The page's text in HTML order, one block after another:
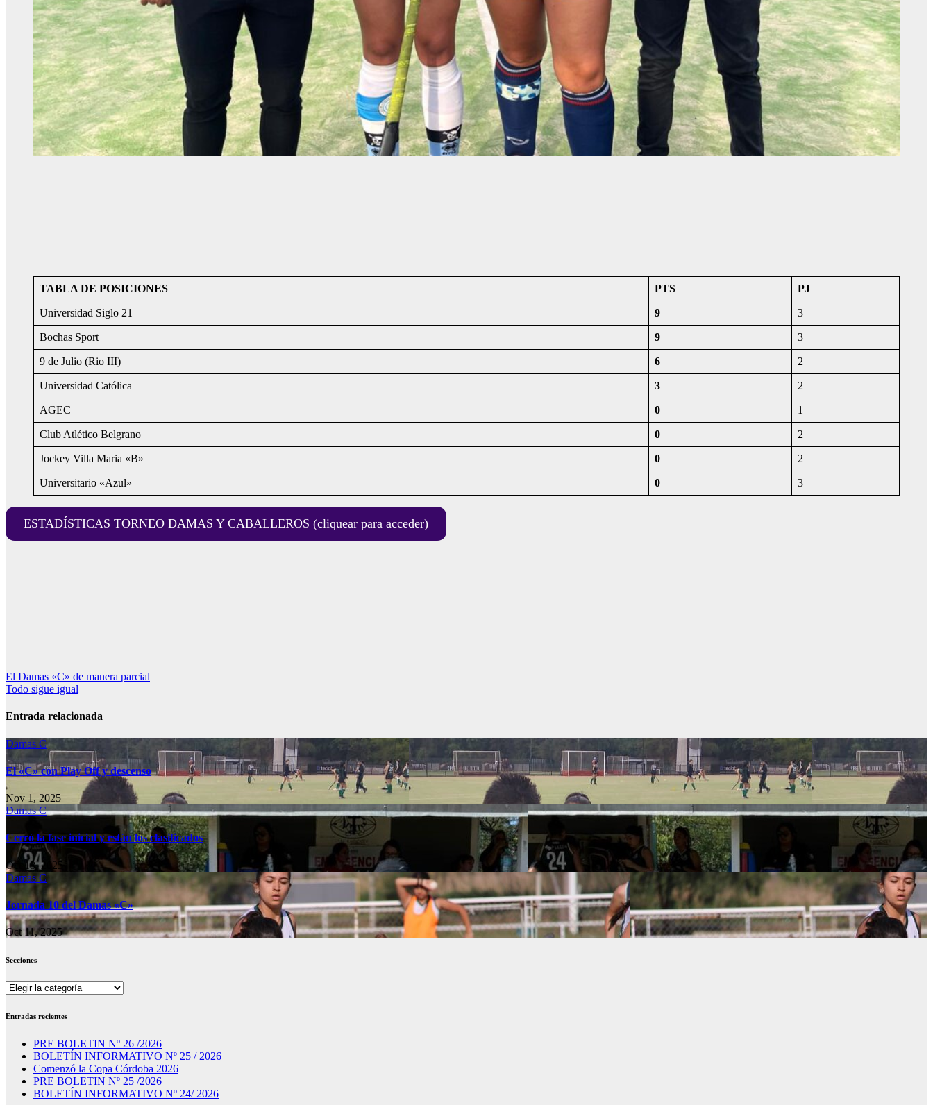
TABLA DE POSICIONES PTS PJ
Universidad Siglo 21 9 3
Bochas Sport 9 3
9 de Julio (Rio III) 6 2
Universidad Católica 3 2
AGEC 0 1
Club Atlético Belgrano 0 2
Jockey Villa Maria «B» 0 2
Universitario «Azul» 0 3
ESTADÍSTICAS TORNEO DAMAS Y CABALLEROS (cliquear para acceder)
Navegación
de
entradas
El Damas «C» de manera parcial
Todo sigue igual
Entrada relacionada
Damas C
El «C» con Play Off y descenso
Nov 1, 2025
Damas C
Cerró la fase inicial y están los clasificados
Oct 18, 2025
Damas C
Jornada 10 del Damas «C»
Oct 11, 2025
Secciones
Secciones
Entradas recientes
PRE BOLETIN Nº 26 /2026
BOLETÍN INFORMATIVO Nº 25 / 2026
Comenzó la Copa Córdoba 2026
PRE BOLETIN Nº 25 /2026
BOLETÍN INFORMATIVO Nº 24/ 2026